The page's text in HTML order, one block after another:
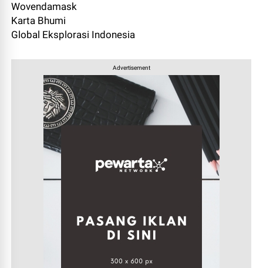
Wovendamask
Karta Bhumi
Global Eksplorasi Indonesia
Advertisement